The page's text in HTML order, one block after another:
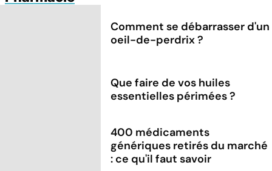
Comment se débarrasser d'un
oeil-de-perdrix ?
Que faire de vos huiles
essentielles périmées ?
400 médicaments
génériques retirés du marché
: ce qu'il faut savoir